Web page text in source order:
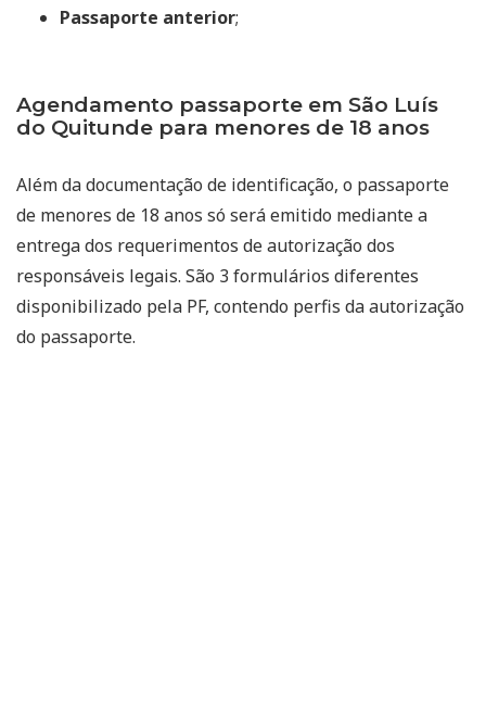
Passaporte anterior;
Agendamento passaporte em São Luís
do Quitunde para menores de 18 anos
Além da documentação de identificação, o passaporte
de menores de 18 anos só será emitido mediante a
entrega dos requerimentos de autorização dos
responsáveis legais. São 3 formulários diferentes
disponibilizado pela PF, contendo perfis da autorização
do passaporte.